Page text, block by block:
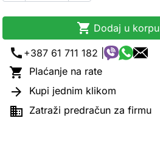
 Dodaj u korpu
call +387 61 711 182 |
 Plaćanje na rate
 Kupi jednim klikom
 Zatraži predračun za firmu